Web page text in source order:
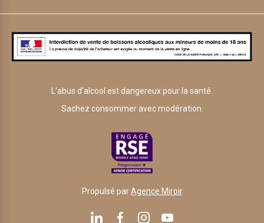
L’abus d’alcool est dangereux pour la santé.
Sachez consommer avec modération.
Propulsé parAgence Miroir